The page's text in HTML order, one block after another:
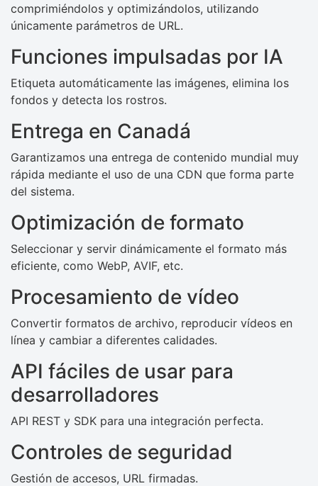
comprimiéndolos y optimizándolos, utilizando
únicamente parámetros de URL.
Funciones impulsadas por IA
Etiqueta automáticamente las imágenes, elimina los
fondos y detecta los rostros.
Entrega en Canadá
Garantizamos una entrega de contenido mundial muy
rápida mediante el uso de una CDN que forma parte
del sistema.
Optimización de formato
Seleccionar y servir dinámicamente el formato más
eficiente, como WebP, AVIF, etc.
Procesamiento de vídeo
Convertir formatos de archivo, reproducir vídeos en
línea y cambiar a diferentes calidades.
API fáciles de usar para
desarrolladores
API REST y SDK para una integración perfecta.
Controles de seguridad
Gestión de accesos, URL firmadas.